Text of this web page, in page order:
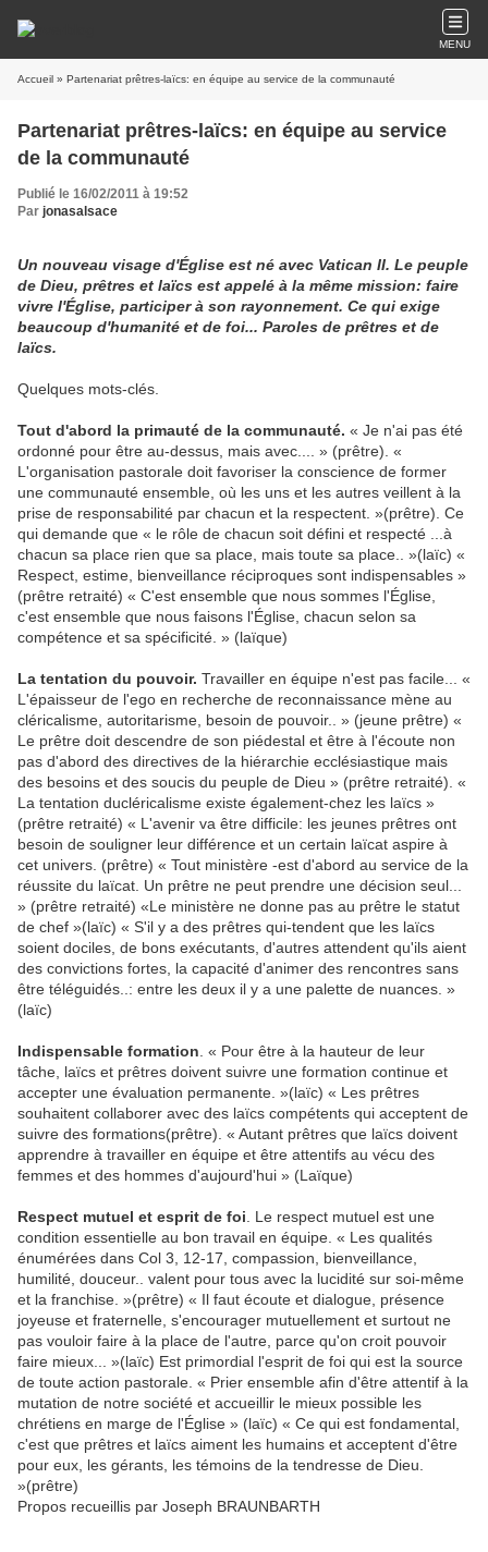
MENU
Accueil » Partenariat prêtres-laïcs: en équipe au service de la communauté
Partenariat prêtres-laïcs: en équipe au service
de la communauté
Publié le 16/02/2011 à 19:52
Par jonasalsace
Un nouveau visage d'Église est né avec Vatican II. Le peuple
de Dieu, prêtres et laïcs est appelé à la même mission: faire
vivre l'Église, participer à son rayonnement. Ce qui exige
beaucoup d'humanité et de foi... Paroles de prêtres et de
laïcs.
Quelques mots-clés.
Tout d'abord la primauté de la communauté. « Je n'ai pas été
ordonné pour être au-dessus, mais avec.... » (prêtre). «
L'organisation pastorale doit favoriser la conscience de former
une communauté ensemble, où les uns et les autres veillent à la
prise de responsabilité par chacun et la respectent. »(prêtre). Ce
qui demande que « le rôle de chacun soit défini et respecté ...à
chacun sa place rien que sa place, mais toute sa place.. »(laïc) «
Respect, estime, bienveillance réciproques sont indispensables »
(prêtre retraité) « C'est ensemble que nous sommes l'Église,
c'est ensemble que nous faisons l'Église, chacun selon sa
compétence et sa spécificité. » (laïque)
La tentation du pouvoir. Travailler en équipe n'est pas facile... «
L'épaisseur de l'ego en recherche de reconnaissance mène au
cléricalisme, autoritarisme, besoin de pouvoir.. » (jeune prêtre) «
Le prêtre doit descendre de son piédestal et être à l'écoute non
pas d'abord des directives de la hiérarchie ecclésiastique mais
des besoins et des soucis du peuple de Dieu » (prêtre retraité). «
La tentation ducléricalisme existe également-chez les laïcs »
(prêtre retraité) « L'avenir va être difficile: les jeunes prêtres ont
besoin de souligner leur différence et un certain laïcat aspire à
cet univers. (prêtre) « Tout ministère -est d'abord au service de la
réussite du laïcat. Un prêtre ne peut prendre une décision seul...
» (prêtre retraité) «Le ministère ne donne pas au prêtre le statut
de chef »(laïc) « S'il y a des prêtres qui-tendent que les laïcs
soient dociles, de bons exécutants, d'autres attendent qu'ils aient
des convictions fortes, la capacité d'animer des rencontres sans
être téléguidés..: entre les deux il y a une palette de nuances. »
(laïc)
Indispensable formation . « Pour être à la hauteur de leur
tâche, laïcs et prêtres doivent suivre une formation continue et
accepter une évaluation permanente. »(laïc) « Les prêtres
souhaitent collaborer avec des laïcs compétents qui acceptent de
suivre des formations(prêtre). « Autant prêtres que laïcs doivent
apprendre à travailler en équipe et être attentifs au vécu des
femmes et des hommes d'aujourd'hui » (Laïque)
Respect mutuel et esprit de foi . Le respect mutuel est une
condition essentielle au bon travail en équipe. « Les qualités
énumérées dans Col 3, 12-17, compassion, bienveillance,
humilité, douceur.. valent pour tous avec la lucidité sur soi-même
et la franchise. »(prêtre) « Il faut écoute et dialogue, présence
joyeuse et fraternelle, s'encourager mutuellement et surtout ne
pas vouloir faire à la place de l'autre, parce qu'on croit pouvoir
faire mieux... »(laïc) Est primordial l'esprit de foi qui est la source
de toute action pastorale. « Prier ensemble afin d'être attentif à la
mutation de notre société et accueillir le mieux possible les
chrétiens en marge de l'Église » (laïc) « Ce qui est fondamental,
c'est que prêtres et laïcs aiment les humains et acceptent d'être
pour eux, les gérants, les témoins de la tendresse de Dieu.
»(prêtre)
Propos recueillis par Joseph BRAUNBARTH